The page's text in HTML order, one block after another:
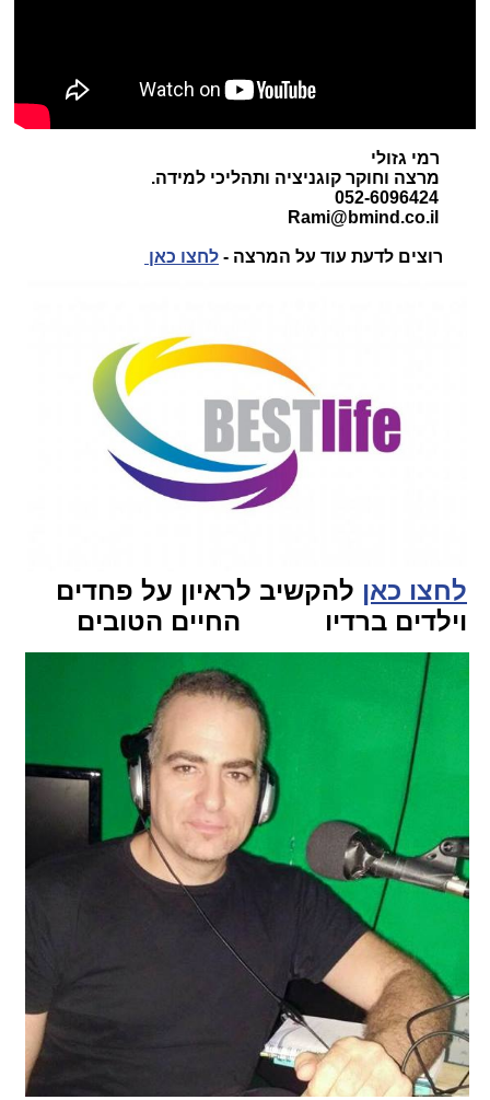
רמי גזולי
מרצה וחוקר קוגניציה ותהליכי למידה.
רוצים לדעת עוד על המרצה - לחצו כאן
לחצו כאן להקשיב לראיון על פחדים
וילדים ברדיו החיים הטובים